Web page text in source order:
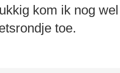
kom ik nog
toe.